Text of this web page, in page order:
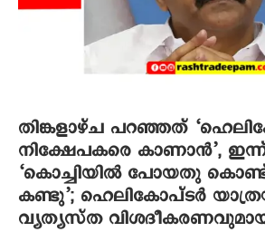
തിങ്കളാഴ്ച പറഞ്ഞത്
നിക്ഷേപകരെ കാണാൻ’,
‘കൊച്ചിയിൽ പോയതു കൊണ്ട്
കണ്ടു’; ഹെലികോപ്ടർ
വ്യത്യസ്ത